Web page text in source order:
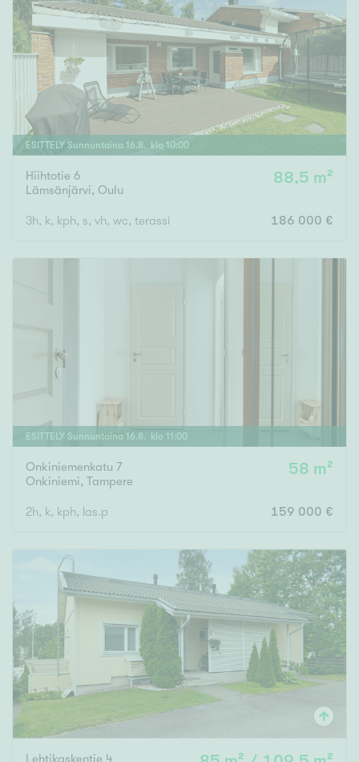
ESITTELY Sunnuntaina 16.8. klo 10:00
Hiihtotie 6
Lämsänjärvi, Oulu
88,5 m²
3h, k, kph, s, vh, wc, terassi 186 000 €
ESITTELY Sunnuntaina 16.8. klo 11 :00
Onkiniemenkatu 7
Onkiniemi, Tampere
58 m²
2h, k, kph, las.p 159 000 €
Lehtikaskentie 4